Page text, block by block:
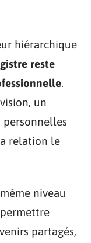
hiérarchique
reste
.
un
personnelles
relation le
niveau
partagés,